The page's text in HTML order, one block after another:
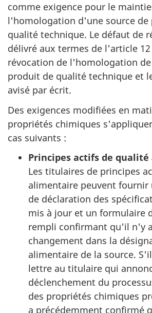
comme exigence pour le
l'homologation d'une source de
qualité technique. Le défaut de
délivré aux termes de l'article
révocation de l'homologation
produit de qualité technique et
avisé par écrit.
Des exigences modifiées en
propriétés chimiques
cas suivants :
Principes actifs de
Les titulaires de principes
alimentaire peuvent
de déclaration des
mis à jour et un formulaire
rempli confirmant qu'il n'y
changement dans la
alimentaire de la source.
lettre au titulaire qui
déclenchement du
des propriétés chimiques
a précédemment confirmé